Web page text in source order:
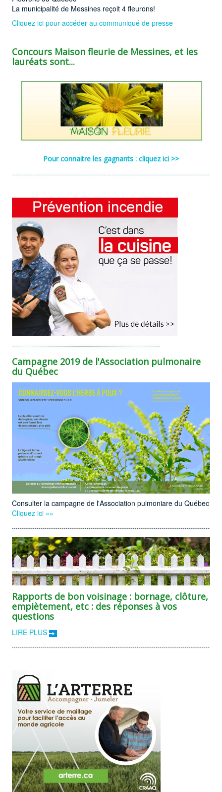
La municipalité de Messines reçoit 4 fleurons!
Cliquez ici pour accéder au communiqué de presse
Concours Maison fleurie de Messines, et les
lauréats sont...
Pour connaitre les gagnants : cliquez ici >>
Campagne 2019 de l'Association pulmonaire
du Québec
Consulter la campagne de l'Association pulmoniare du Québec
Cliquez ici »»
Rapports de bon voisinage : bornage, clôture,
empiètement, etc : des réponses à vos
questions
LIRE PLUS